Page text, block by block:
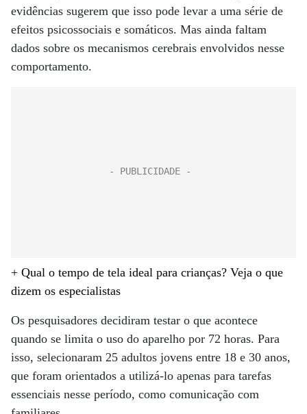
evidências sugerem que isso pode levar a uma série de
efeitos psicossociais e somáticos. Mas ainda faltam
dados sobre os mecanismos cerebrais envolvidos nesse
comportamento.
+ Qual o tempo de tela ideal para crianças? Veja o que
dizem os especialistas
Os pesquisadores decidiram testar o que acontece
quando se limita o uso do aparelho por 72 horas. Para
isso, selecionaram 25 adultos jovens entre 18 e 30 anos,
que foram orientados a utilizá-lo apenas para tarefas
essenciais nesse período, como comunicação com